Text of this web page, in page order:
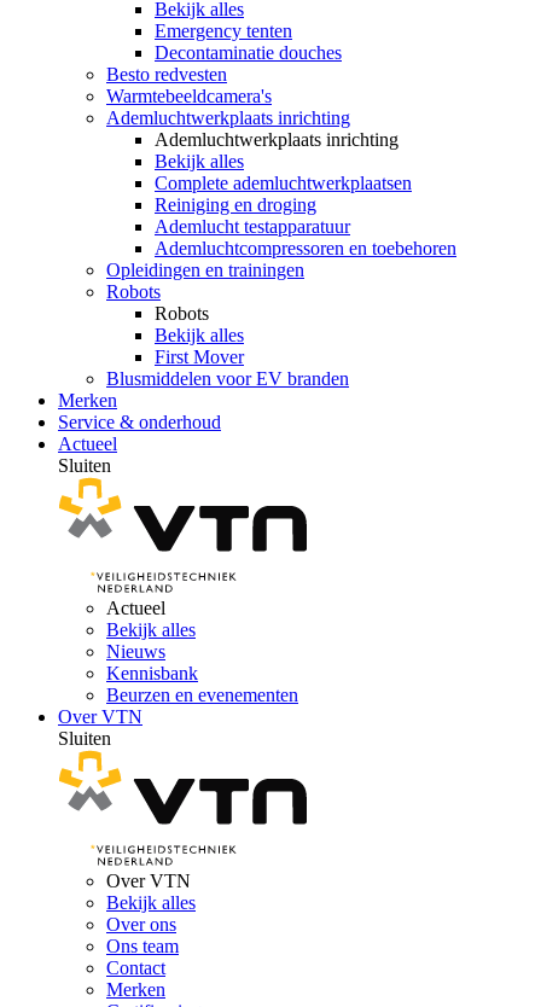
Bekijk alles
Emergency tenten
Decontaminatie douches
Besto redvesten
Warmtebeeldcamera's
Ademluchtwerkplaats inrichting
Ademluchtwerkplaats inrichting
Bekijk alles
Complete ademluchtwerkplaatsen
Reiniging en droging
Ademlucht testapparatuur
Ademluchtcompressoren en toebehoren
Opleidingen en trainingen
Robots
Robots
Bekijk alles
First Mover
Blusmiddelen voor EV branden
Merken
Service & onderhoud
Actueel
Sluiten
Actueel
Bekijk alles
Nieuws
Kennisbank
Beurzen en evenementen
Over VTN
Sluiten
Over VTN
Bekijk alles
Over ons
Ons team
Contact
Merken